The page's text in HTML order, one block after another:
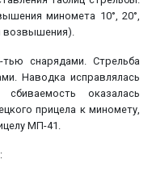
миномета 10°, 20°,
возвышения).
снарядами. Стрельба
Наводка исправлялась
оказалась
прицела к миномету,
МП-41.